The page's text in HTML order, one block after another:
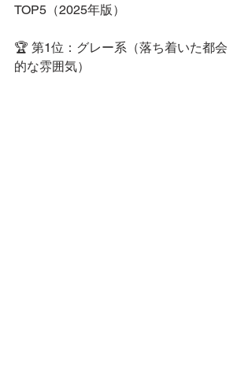
TOP5（2025年版）
🏆 第1位：グレー系（落ち着いた都会
的な雰囲気）